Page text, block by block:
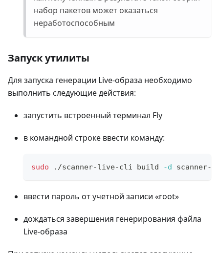
набор пакетов может оказаться
неработоспособным
Запуск утилиты
Для запуска генерации Live-образа необходимо
выполнить следующие действия:
запустить встроенный терминал Fly
в командной строке ввести команду:
sudo ./scanner-live-cli build -d scanner-
ввести пароль от учетной записи «root»
дождаться завершения генерирования файла
Live-образа